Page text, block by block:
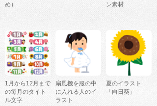
め）
ン素材
1月から12月まで
の毎月のタイト
ル文字
扇風機を服の中
に入れる人のイ
ラスト
夏のイラスト
「向日葵」